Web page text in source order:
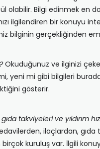
olabilir. Bilgi edinmek en
ilgilendiren bir konuyu
bilginin gerçekliğinden
Okuduğunuz ve ilginizi
yeni mi gibi bilgileri
gösterir.
takviyeleri ve yıldırım
ilaçlardan,
kuruluş var. İlgili